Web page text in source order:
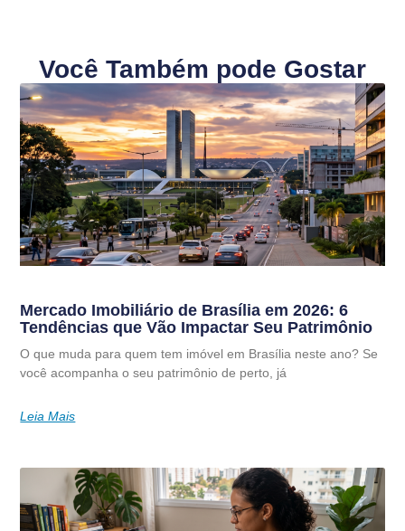
Você Também pode Gostar
Mercado Imobiliário de Brasília em 2026: 6
Tendências que Vão Impactar Seu Patrimônio
O que muda para quem tem imóvel em Brasília neste ano? Se
você acompanha o seu patrimônio de perto, já
Leia Mais